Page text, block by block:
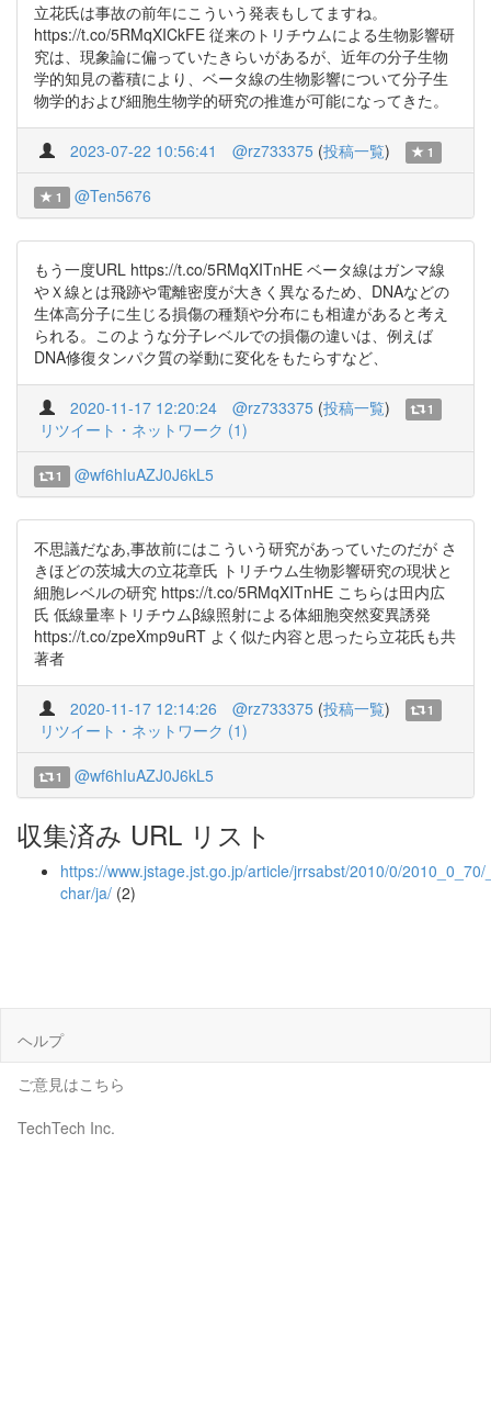
立花氏は事故の前年にこういう発表もしてますね。
https://t.co/5RMqXICkFE 従来のトリチウムによる生物影響研
究は、現象論に偏っていたきらいがあるが、近年の分子生物
学的知見の蓄積により、ベータ線の生物影響について分子生
物学的および細胞生物学的研究の推進が可能になってきた。
2023-07-22 10:56:41 @rz733375 (投稿一覧) 1
1 @Ten5676
もう一度URL https://t.co/5RMqXITnHE ベータ線はガンマ線
やＸ線とは飛跡や電離密度が大きく異なるため、DNAなどの
生体高分子に生じる損傷の種類や分布にも相違があると考え
られる。このような分子レベルでの損傷の違いは、例えば
DNA修復タンパク質の挙動に変化をもたらすなど、
2020-11-17 12:20:24 @rz733375 (投稿一覧) 1
リツイート・ネットワーク (1)
1 @wf6hIuAZJ0J6kL5
不思議だなあ,事故前にはこういう研究があっていたのだが さ
きほどの茨城大の立花章氏 トリチウム生物影響研究の現状と
細胞レベルの研究 https://t.co/5RMqXITnHE こちらは田内広
氏 低線量率トリチウムβ線照射による体細胞突然変異誘発
https://t.co/zpeXmp9uRT よく似た内容と思ったら立花氏も共
著者
2020-11-17 12:14:26 @rz733375 (投稿一覧) 1
リツイート・ネットワーク (1)
1 @wf6hIuAZJ0J6kL5
収集済み URL リスト
https://www.jstage.jst.go.jp/article/jrrsabst/2010/0/2010_0_70/
char/ja/ (2)
ヘルプ
ご意見はこちら
TechTech Inc.